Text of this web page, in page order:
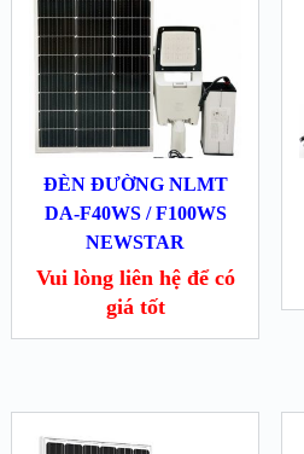
ĐÈN ĐƯỜNG NLMT
DA-F40WS / F100WS
NEWSTAR
Vui lòng liên hệ để có
giá tốt